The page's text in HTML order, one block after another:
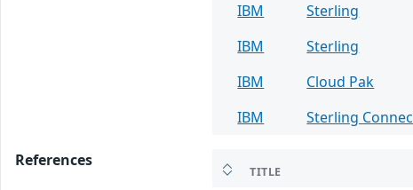
IBM
Sterling
IBM
Sterling
IBM
Cloud Pak
IBM
Sterling
References
TITLE